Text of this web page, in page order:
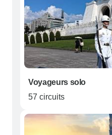
Voyageurs solo
57 circuits